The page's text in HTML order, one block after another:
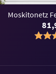
Moskitonetz